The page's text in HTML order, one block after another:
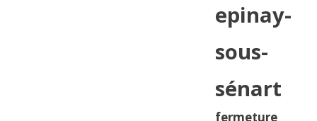
epinay-
sous-
sénart
fermeture